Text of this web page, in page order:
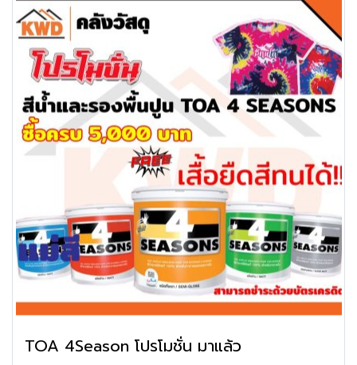
TOA 4Season โปรโมชั่น มาแล้ว